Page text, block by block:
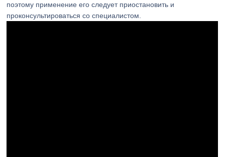
поэтому применение его следует приостановить и
проконсультироваться со специалистом.